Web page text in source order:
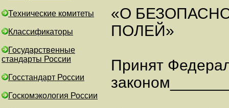
Технические комитеты
Классификаторы
Государственные
стандарты России
Госстандарт России
Госкомэкология России
«О
ПОЛЕЙ»
Принят